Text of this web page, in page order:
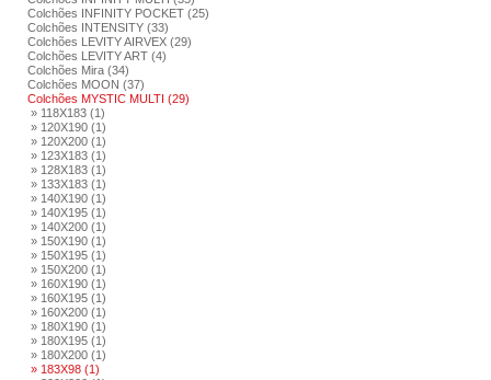
Colchões INFINITY POCKET (25)
Colchões INTENSITY (33)
Colchões LEVITY AIRVEX (29)
Colchões LEVITY ART (4)
Colchões Mira (34)
Colchões MOON (37)
Colchões MYSTIC MULTI (29)
» 118X183 (1)
» 120X190 (1)
» 120X200 (1)
» 123X183 (1)
» 128X183 (1)
» 133X183 (1)
» 140X190 (1)
» 140X195 (1)
» 140X200 (1)
» 150X190 (1)
» 150X195 (1)
» 150X200 (1)
» 160X190 (1)
» 160X195 (1)
» 160X200 (1)
» 180X190 (1)
» 180X195 (1)
» 180X200 (1)
» 183X98 (1)